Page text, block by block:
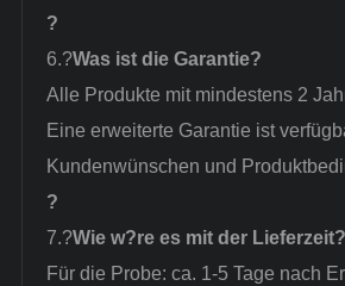
?
6.?Was ist die Garantie?
Alle Produkte mit mindestens 2
Eine erweiterte Garantie ist
Kundenwünschen und
?
7.?Wie w?re es mit der Lieferzeit?
Für die Probe: ca. 1-5 Tage nach